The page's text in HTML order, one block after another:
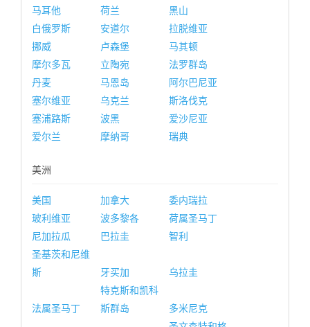
马耳他
荷兰
黑山
白俄罗斯
安道尔
拉脱维亚
挪威
卢森堡
马其顿
摩尔多瓦
立陶宛
法罗群岛
丹麦
马恩岛
阿尔巴尼亚
塞尔维亚
乌克兰
斯洛伐克
塞浦路斯
波黑
爱沙尼亚
爱尔兰
摩纳哥 瑞典
美洲
美国 加拿大
委内瑞拉
玻利维亚
波多黎各
荷属圣马丁
尼加拉瓜
巴拉圭
智利
圣基茨和尼维
斯
牙买加 乌拉圭
法属圣马丁
特克斯和凯科
斯群岛
多米尼克